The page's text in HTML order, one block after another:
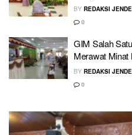
BY REDAKSI
0
GIM Salah
Merawat Minat
BY REDAKSI
0